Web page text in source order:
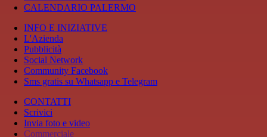
CALENDARIO PALERMO
INFO E INIZIATIVE
L'Azienda
Pubblicità
Social Network
Community Facebook
Sms gratis su Whatsapp e Telegram
CONTATTI
Scrivici
Invia foto e video
Commerciale